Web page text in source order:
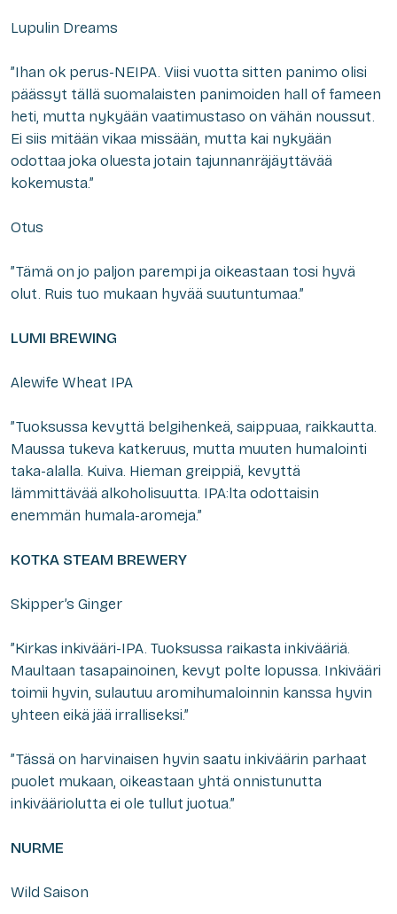
Lupulin Dreams
”Ihan ok perus-NEIPA. Viisi vuotta sitten panimo olisi
päässyt tällä suomalaisten panimoiden hall of fameen
heti, mutta nykyään vaatimustaso on vähän noussut.
Ei siis mitään vikaa missään, mutta kai nykyään
odottaa joka oluesta jotain tajunnanräjäyttävää
kokemusta.”
Otus
”Tämä on jo paljon parempi ja oikeastaan tosi hyvä
olut. Ruis tuo mukaan hyvää suutuntumaa.”
LUMI BREWING
Alewife Wheat IPA
”Tuoksussa kevyttä belgihenkeä, saippuaa, raikkautta.
Maussa tukeva katkeruus, mutta muuten humalointi
taka-alalla. Kuiva. Hieman greippiä, kevyttä
lämmittävää alkoholisuutta. IPA:lta odottaisin
enemmän humala-aromeja.”
KOTKA STEAM BREWERY
Skipper’s Ginger
”Kirkas inkivääri-IPA. Tuoksussa raikasta inkivääriä.
Maultaan tasapainoinen, kevyt polte lopussa. Inkivääri
toimii hyvin, sulautuu aromihumaloinnin kanssa hyvin
yhteen eikä jää irralliseksi.”
”Tässä on harvinaisen hyvin saatu inkiväärin parhaat
puolet mukaan, oikeastaan yhtä onnistunutta
inkivääriolutta ei ole tullut juotua.”
NURME
Wild Saison